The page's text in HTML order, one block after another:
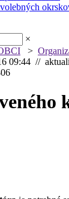
×
>
09:44 //